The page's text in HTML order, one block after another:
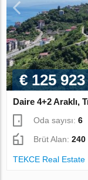
€ 125 923
Daire 4+2 Araklı,
Oda sayısı:6
Brüt Alan:240
TEKCE Real Estate